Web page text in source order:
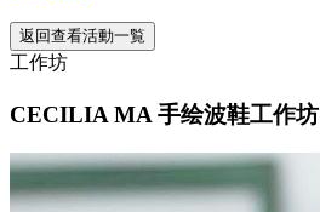
返回查看活動一覧
工作坊
CECILIA MA 手绘波鞋工作坊